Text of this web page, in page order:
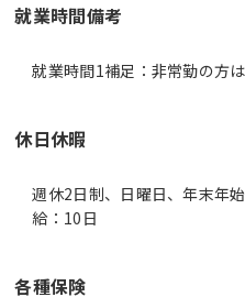
就業時間備考
休日休暇
週休2日制、日曜日、年末年
給：10日
各種保険